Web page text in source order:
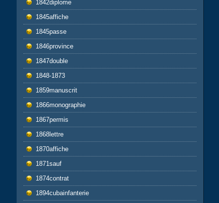
1842diplome
1845affiche
1845passe
1846province
1847double
1848-1873
1859manuscrit
1866monographie
1867permis
1868lettre
1870affiche
1871sauf
1874contrat
1894cubainfanterie